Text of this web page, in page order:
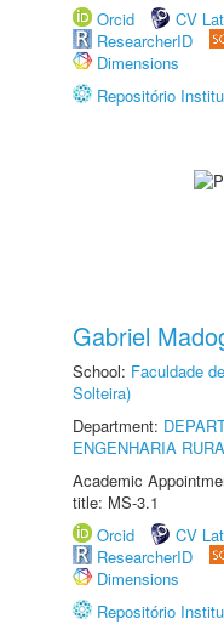
Orcid
CV
ResearcherID
Dimensions
Repositório
Gabriel
School: Faculdade
Solteira)
Department:
ENGENHARIA
Academic
title: MS-3.1
Orcid
CV
ResearcherID
Dimensions
Repositório